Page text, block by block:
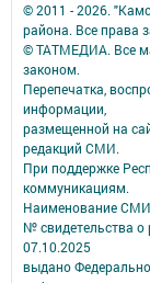
© 2011 - 2026.
района. Все права
© ТАТМЕДИА. Все
законом.
Перепечатка,
информации,
размещенной на
редакций СМИ.
При поддержке
коммуникациям.
Наименование
№ свидетельства
07.10.2025
выдано